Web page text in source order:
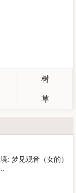
树
草
: 梦见观音（女的）